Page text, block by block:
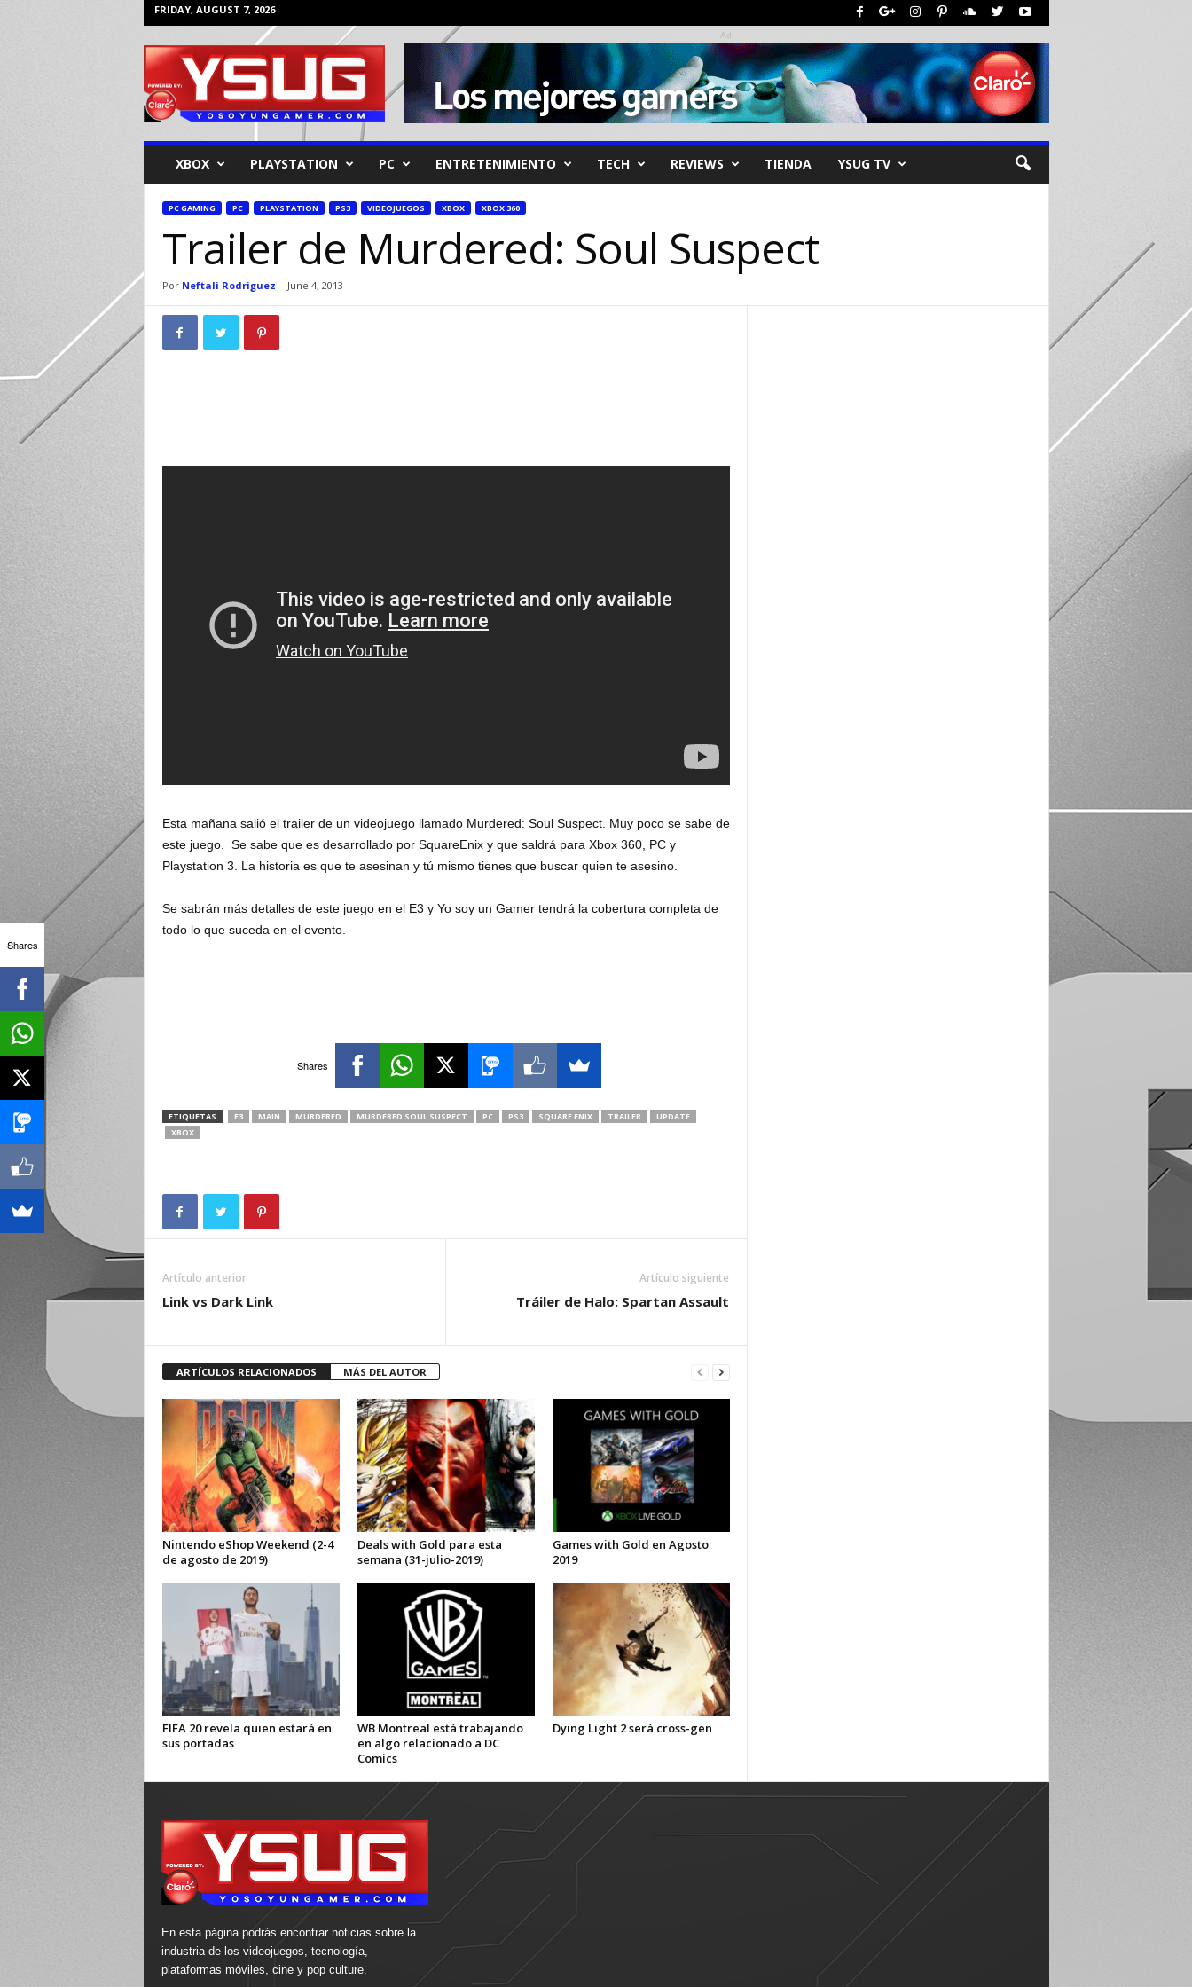
FRIDAY, AUGUST 7, 2026
o
o
y
Ad
XBOX PLAYSTATION PC ENTRETENIMIENTO TECH REVIEWS TIENDA YSUG TV
PC GAMING PC PLAYSTATION PS3 VIDEOJUEGOS XBOX XBOX 360
Trailer de Murdered: Soul Suspect
Por Neftali Rodriguez - June 4, 2013
Esta mañana salió el trailer de un videojuego llamado Murdered: Soul Suspect. Muy poco se sabe de
este juego. Se sabe que es desarrollado por SquareEnix y que saldrá para Xbox 360, PC y
Playstation 3. La historia es que te asesinan y tú mismo tienes que buscar quien te asesino.
Se sabrán más detalles de este juego en el E3 y Yo soy un Gamer tendrá la cobertura completa de
todo lo que suceda en el evento.
Shares
ETIQUETAS E3 MAIN MURDERED MURDERED SOUL SUSPECT PC PS3 SQUARE ENIX TRAILER
UPDATE
XBOX
Artículo anterior
Link vs Dark Link
Artículo siguiente
Tráiler de Halo: Spartan Assault
ARTÍCULOS RELACIONADOS MÁS DEL AUTOR
Nintendo eShop Weekend (2-4
de agosto de 2019)
Deals with Gold para esta
semana (31-julio-2019)
Games with Gold en Agosto
2019
FIFA 20 revela quien estará en
sus portadas
WB Montreal está trabajando
en algo relacionado a DC
Comics
Dying Light 2 será cross-gen
En esta página podrás encontrar noticias sobre la
industria de los videojuegos, tecnología,
plataformas móviles, cine y pop culture.
Shares